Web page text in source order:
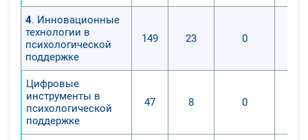
4. Инновационные
технологии в
психологической
поддержке
149 23 0
Цифровые
инструменты в
психологической
поддержке
47 8 0